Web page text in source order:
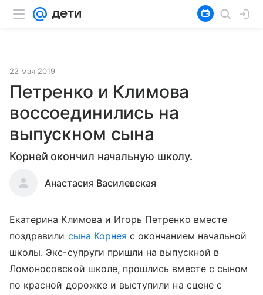
22 мая 2019
Петренко и Климова
воссоединились на
выпускном сына
Корней окончил начальную школу.
Анастасия Василевская
Екатерина Климова и Игорь Петренко вместе
поздравили сына Корнея с окончанием начальной
школы. Экс-супруги пришли на выпускной в
Ломоносовской школе, прошлись вместе с сыном
по красной дорожке и выступили на сцене с